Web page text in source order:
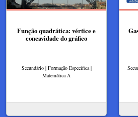
Função quadrática: vértice e
concavidade do gráfico
Secundário | Formação Específica |
Matemática A